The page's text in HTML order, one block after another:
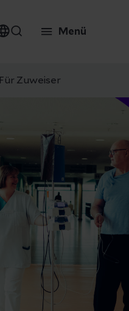
Menü
Für Zuweiser